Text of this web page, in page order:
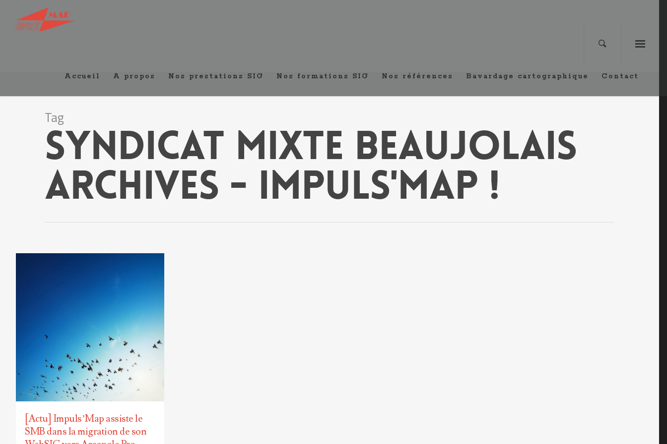
Accueil A propos Nos prestations SIG Nos formations SIG Nos références Bavardage cartographique Contact
Tag
Syndicat Mixte Beaujolais
Archives - Impuls'Map !
[Actu] Impuls’Map assiste le
SMB dans la migration de son